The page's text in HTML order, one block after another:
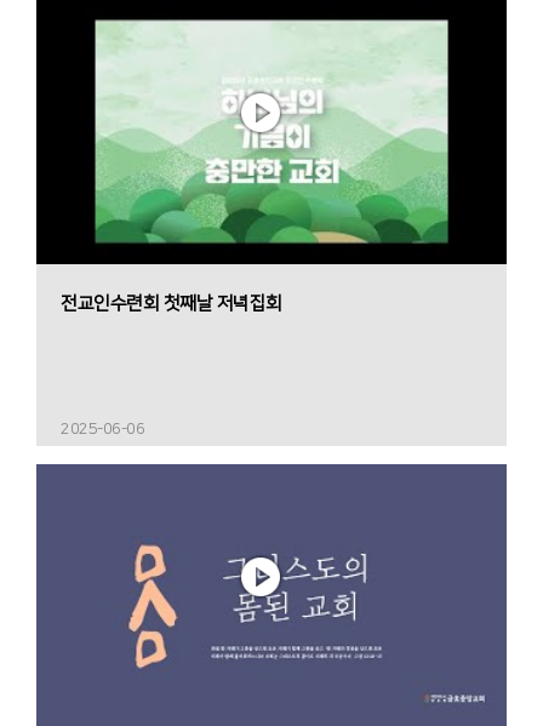
전교인수련회 첫째날 저녁집회
2025-06-06